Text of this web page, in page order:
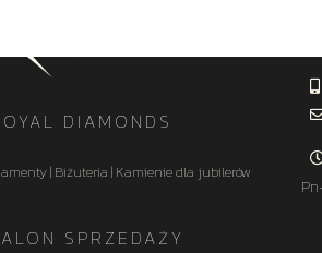
DIAMONDS
| Biżuteria | Kamienie dla jubilerów
SPRZEDAŻY